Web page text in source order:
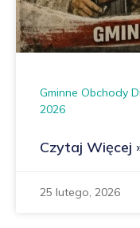
Gminne Obchody
2026
Czytaj Więcej
25 lutego, 2026